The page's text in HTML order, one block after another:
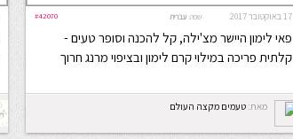
17 באוקטובר 2017 #42070 שפה: עברית
פאי לימון היישר מצ'ילה, קל להכנה וסופר טעים -
קלתית פריכה במילוי קרם לימון ובציפוי מרנג חרוך
מאת: טעמים מקצה העולם